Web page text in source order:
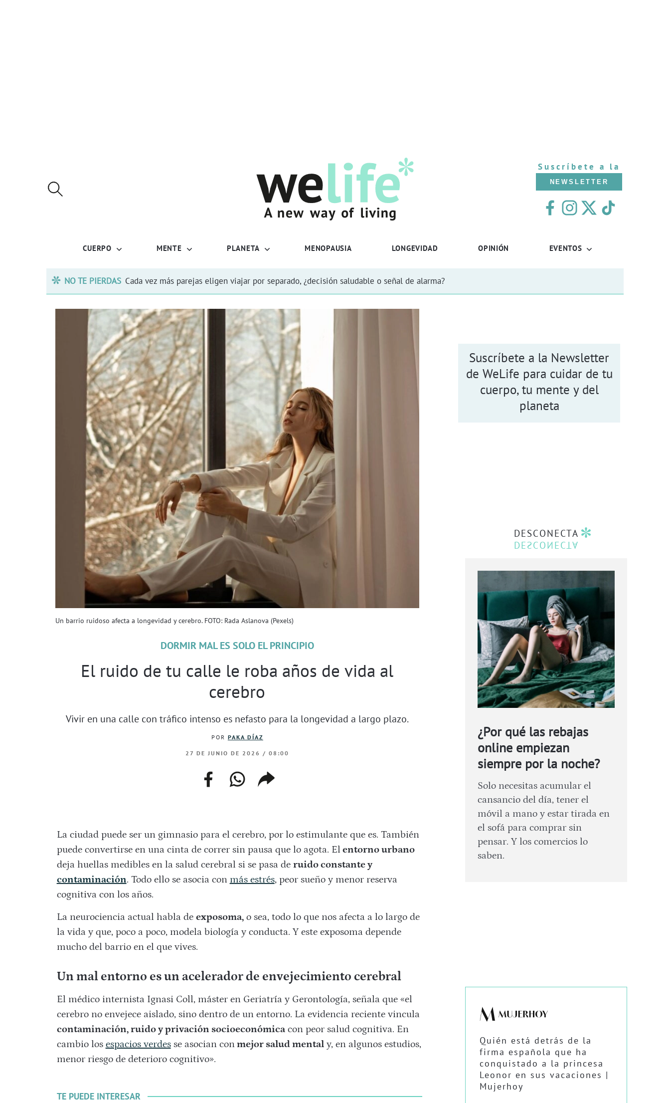
Suscríbete a la
NEWSLETTER
CUERPO MENTE PLANETA MENOPAUSIA LONGEVIDAD OPINIÓN EVENTOS
NO TE PIERDAS Cada vez más parejas eligen viajar por separado, ¿decisión saludable o señal de alarma?
Un barrio ruidoso afecta a longevidad y cerebro. FOTO: Rada Aslanova (Pexels)
DORMIR MAL ES SOLO EL PRINCIPIO
El ruido de tu calle le roba años de vida al
cerebro
Vivir en una calle con tráfico intenso es nefasto para la longevidad a largo plazo.
POR PAKA DÍAZ
27 DE JUNIO DE 2026 / 08:00
facebookwhatsapp
web
copiar
enlace
La ciudad puede ser un gimnasio para el cerebro, por lo estimulante que es. También
puede convertirse en una cinta de correr sin pausa que lo agota. El entorno urbano
deja huellas medibles en la salud cerebral si se pasa de ruido constante y
contaminación. Todo ello se asocia con más estrés, peor sueño y menor reserva
cognitiva con los años.
La neurociencia actual habla de exposoma,o sea, todo lo que nos afecta a lo largo de
la vida y que, poco a poco, modela biología y conducta. Y este exposoma depende
mucho del barrio en el que vives.
Un mal entorno es un acelerador de envejecimiento cerebral
El médico internista Ignasi Coll, máster en Geriatría y Gerontología, señala que «el
cerebro no envejece aislado, sino dentro de un entorno. La evidencia reciente vincula
contaminación, ruido y privación socioeconómicacon peor salud cognitiva. En
cambio los espacios verdesse asocian conmejor salud mentaly, en algunos estudios,
menor riesgo de deterioro cognitivo».
TE PUEDE INTERESAR
Suscríbete a la Newsletter
de WeLife para cuidar de tu
cuerpo, tu mente y del
planeta
DESCONECTA
¿Por qué las rebajas
online empiezan
siempre por la noche?
Solo necesitas acumular el
cansancio del día, tener el
móvil a mano y estar tirada en
el sofá para comprar sin
pensar. Y los comercios lo
saben.
Quién está detrás de la
firma española que ha
conquistado a la princesa
Leonor en sus vacaciones |
Mujerhoy